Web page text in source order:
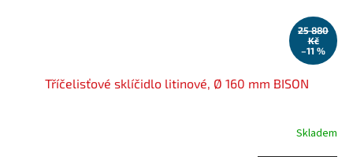
25 880
Kč
–11 %
Tříčelisťové sklíčidlo litinové, Ø 160 mm BISON
Skladem